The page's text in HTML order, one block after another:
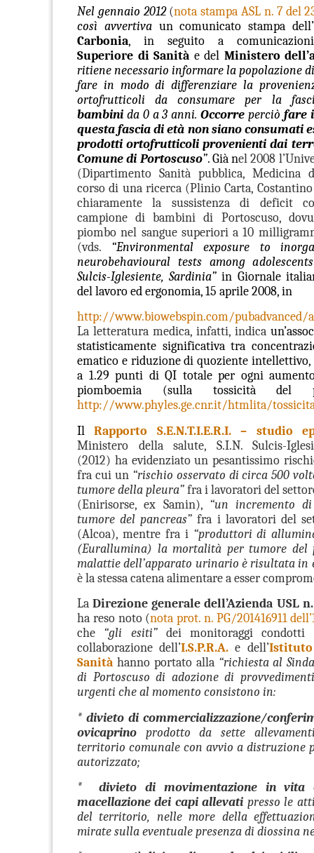
Nel gennaio 2012 (nota stampa ASL n. 7 del
così avvertiva un comunicato stampa dell’
Carbonia, in seguito a
Superiore di Sanità e del Ministero
ritiene necessario informare la popolazione
fare in modo di differenziare la
ortofrutticoli da consumare per la
bambini da 0 a 3 anni. Occorre perciò fare
questa fascia di età non siano consumati
prodotti ortofrutticoli provenienti dai
Comune di Portoscuso”. Già nel 2008
(Dipartimento Sanità pubblica, Medicina
corso di una ricerca (Plinio Carta,
chiaramente la sussistenza di deficit
campione di bambini di Portoscuso,
piombo nel sangue superiori a 10
(vds. “Environmental exposure to
neurobehavioural tests among
Sulcis-Iglesiente, Sardinia”in Giornale
del lavoro ed ergonomia, 15 aprile 2008, in
http://www.biowebspin.com/pubadvanced/
La letteratura medica, infatti, indica
statisticamente significativa tra
ematico e riduzione di quoziente intellettivo,
a 1.29 punti di QI totale per ogni
piomboemia (sulla tossicità del
http://www.phyles.ge.cnr.it/htmlita/
IlRapporto S.E.N.T.I.E.R.I. – studio
Ministero della salute, S.I.N. Sulcis-
(2012) ha evidenziato un pesantissimo
fra cui un “rischio osservato di circa 500
tumore della pleura” fra i lavoratori del
(Enirisorse, ex Samin), “un incremento
tumore del pancreas”fra i lavoratori del
(Alcoa), mentre fra i “produttori di
(Eurallumina) la mortalità per tumore del
malattie dell’apparato urinario è risultata in
è la stessa catena alimentare a esser
LaDirezione generale dell’Azienda USL
ha reso noto (nota prot. n. PG/201416911
che “gli esiti”dei monitoraggi condotti
collaborazione dell’I.S.P.R.A. e dell’
Sanità hanno portato alla “richiesta al
di Portoscuso di adozione di
urgenti che al momento consistono in:
* divieto di commercializzazione/
ovicaprino prodotto da sette
territorio comunale con avvio a distruzione
autorizzato;
* divieto di movimentazione in
macellazione dei capi allevati presso le
del territorio, nelle more della
mirate sulla eventuale presenza di diossina